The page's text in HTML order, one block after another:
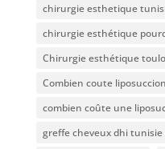
chirurgie esthetique
chirurgie esthétique
Chirurgie esthétique
Combien coute
combien coûte une
greffe cheveux dhi tunisie